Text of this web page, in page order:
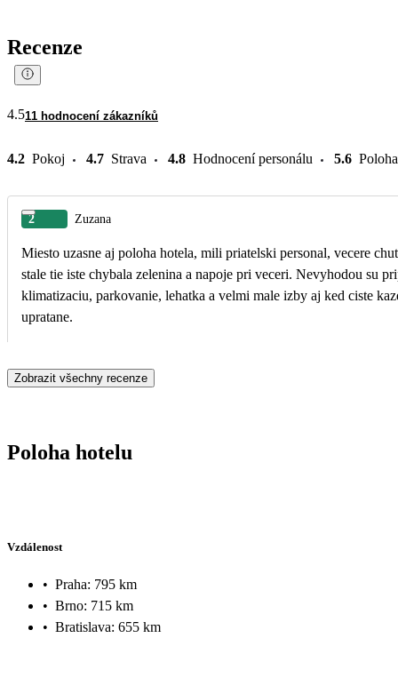
Recenze
4.511 hodnocení zákazníků
4.2 Pokoj 4.7 Strava 4.8 Hodnocení personálu 5.6 Poloha
2 Zuzana
Miesto uzasne aj poloha hotela, mili priatelski personal, vecere
stale tie iste chybala zelenina a napoje pri veceri. Nevyhodou su
klimatizaciu, parkovanie, lehatka a velmi male izby aj ked ciste
upratane.
Zobrazit všechny recenze
Poloha hotelu
Vzdálenost
• Praha: 795 km
• Brno: 715 km
• Bratislava: 655 km